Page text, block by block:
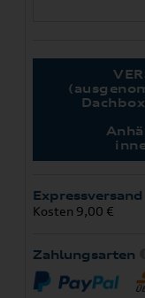
Expressversand
Kosten 9,00 €
Zahlungsarten